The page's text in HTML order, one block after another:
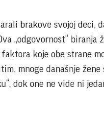
brakove svojoj deci,
„odgovornost“ biranja
koje obe strane
mnoge današnje
dok one ne vide ni